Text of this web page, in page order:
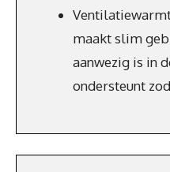
maakt slim
aanwezig is in
ondersteunt